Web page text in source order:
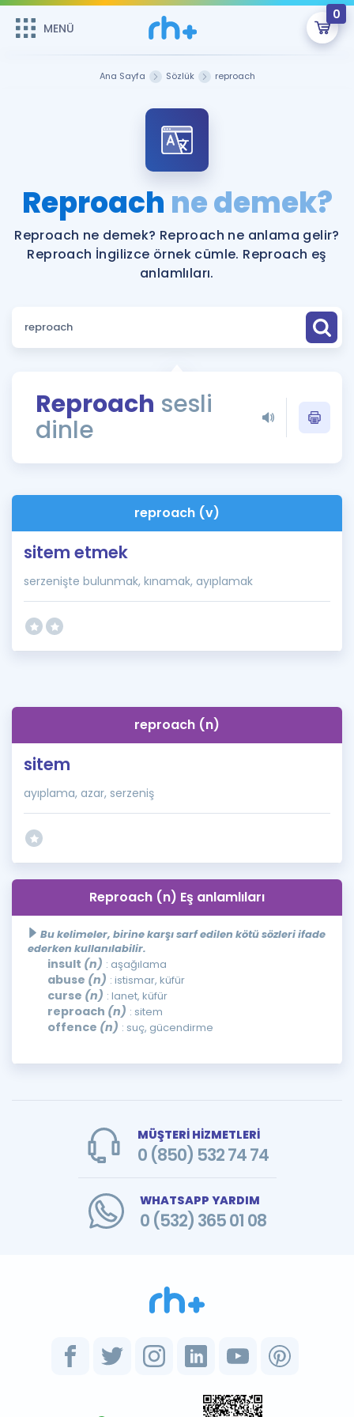
MENÜ
0
ÜYE DEĞİLİM
Sepetin Şu An Boş.
Remzi Hoca ile seni sınava hazırlayacak onlarca eğitim seni
bekliyor!
MENÜ
Katılımcı Görüşleri
Faydalı Araçlar
Sözlük
Rehberlik Aracı
ÖSYM Sınav Takvimi
İngilizce Gramer
Hakkımızda
Ana Sayfa Sözlük reproach
Reproach ne demek?
Reproach ne demek? Reproach ne anlama gelir?
Reproach İngilizce örnek cümle. Reproach eş
anlamlıları.
Reproach sesli
dinle
reproach (v)
sitem etmek
serzenişte bulunmak, kınamak, ayıplamak
reproach (n)
sitem
ayıplama, azar, serzeniş
Reproach (n) Eş anlamlıları
Bu kelimeler, birine karşı sarf edilen kötü sözleri ifade
ederken kullanılabilir.
insult (n) : aşağılama
abuse (n) : istismar, küfür
curse (n) : lanet, küfür
reproach (n) : sitem
offence (n) : suç, gücendirme
MÜŞTERİ HİZMETLERİ
0 (850) 532 74 74
WHATSAPP YARDIM
0 (532) 365 01 08